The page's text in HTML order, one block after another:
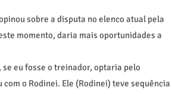
sobre a disputa no elenco atual pela
momento, daria mais oportunidades a
eu fosse o treinador, optaria pelo
o Rodinei. Ele (Rodinei) teve sequência